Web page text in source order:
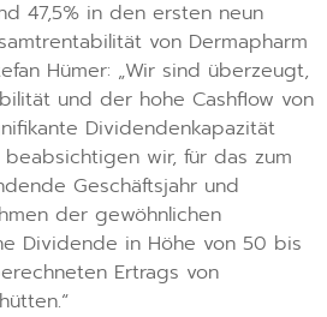
47,5% in den ersten neun
von Dermapharm
Hümer: „Wir sind überzeugt,
und der hohe Cashflow von
Dividendenkapazität
wir, für das zum
Geschäftsjahr und
der gewöhnlichen
Dividende in Höhe von 50 bis
Ertrags von